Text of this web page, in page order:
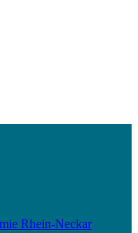
Rhein-Neckar